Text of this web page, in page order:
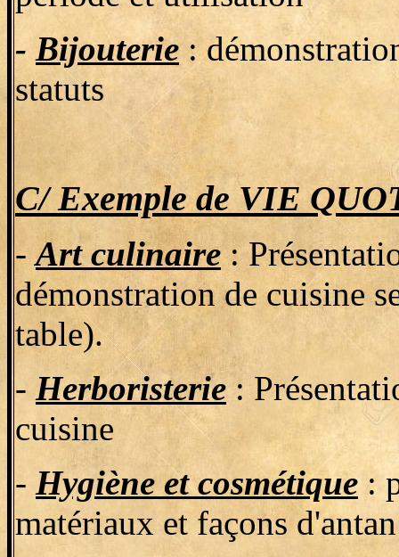
- Bijouterie :
statuts
C/ Exemple de VIE
-Art culinaire:
démonstration de cuisine
table).
- Herboristerie :
cuisine
- Hygiène et cosmétique :
matériaux et façons d'antan